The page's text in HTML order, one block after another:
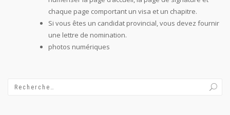
chaque page comportant un visa et un chapitre.
Si vous êtes un candidat provincial, vous devez fournir
une lettre de nomination.
photos numériques